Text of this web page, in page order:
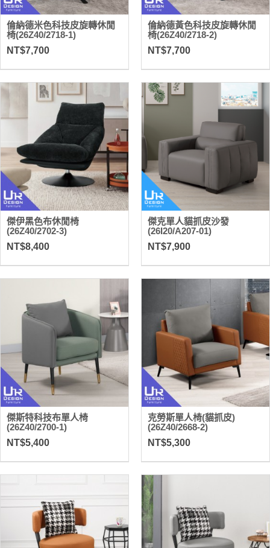
倫納德米色科技皮旋轉休閒
椅(26Z40/2718-1)
NT$7,700
倫納德黃色科技皮旋轉休閒
椅(26Z40/2718-2)
NT$7,700
傑伊黑色布休閒椅
(26Z40/2702-3)
NT$8,400
傑克單人貓抓皮沙發
(26I20/A207-01)
NT$7,900
傑斯特科技布單人椅
(26Z40/2700-1)
NT$5,400
克勞斯單人椅(貓抓皮)
(26Z40/2668-2)
NT$5,300